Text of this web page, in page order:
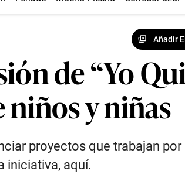
Añadir
de “Yo
y niñas
proyectos que trabajan
iniciativa, aquí.